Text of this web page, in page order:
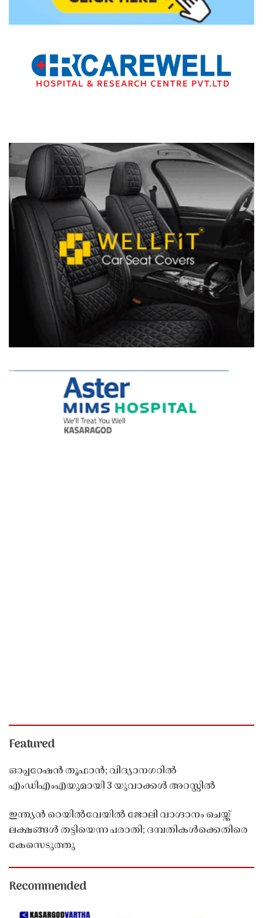
Featured
ഓപ്പറേഷൻ തൂഫാൻ; വിദ്യാനഗറിൽ
എംഡിഎംഎയുമായി 3 യുവാക്കൾ അറസ്റ്റിൽ
ഇന്ത്യൻ റെയിൽവേയിൽ ജോലി വാഗ്ദാനം ചെയ്ത്
ലക്ഷങ്ങൾ തട്ടിയെന്ന പരാതി; ദമ്പതികൾക്കെതിരെ
കേസെടുത്തു
Recommended